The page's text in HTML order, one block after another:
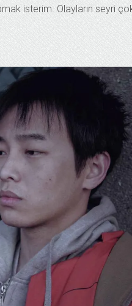
isterim. Olayların seyri